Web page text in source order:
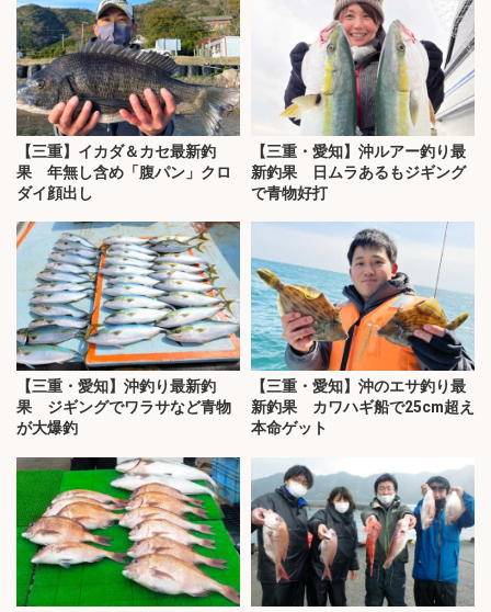
【三重】イカダ＆カセ最新釣
果 年無し含め「腹パン」クロ
ダイ顔出し
【三重・愛知】沖ルアー釣り最
新釣果 日ムラあるもジギング
で青物好打
【三重・愛知】沖釣り最新釣
果 ジギングでワラサなど青物
が大爆釣
【三重・愛知】沖のエサ釣り最
新釣果 カワハギ船で25cm超え
本命ゲット